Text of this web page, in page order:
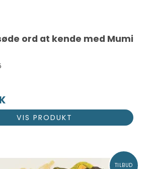
ord at kende med Mumi
VIS PRODUKT
TILBUD